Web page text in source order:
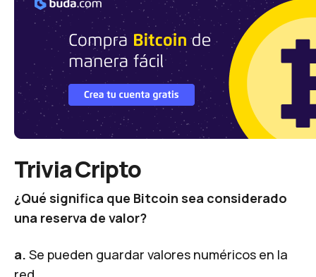
Trivia Cripto
¿Qué significa que Bitcoin sea considerado
una reserva de valor?
a. Se pueden guardar valores numéricos en la